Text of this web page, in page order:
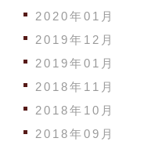
2020年01月
2019年12月
2019年01月
2018年11月
2018年10月
2018年09月